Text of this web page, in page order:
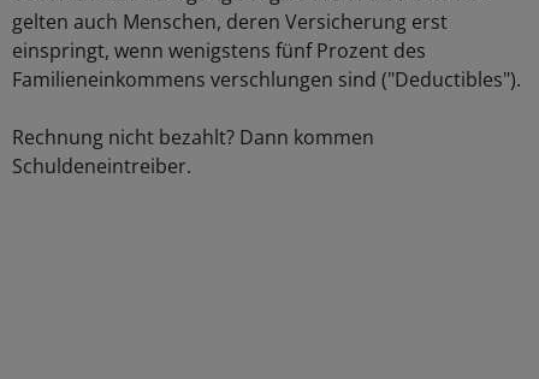
gelten auch Menschen, deren Versicherung erst
einspringt, wenn wenigstens fünf Prozent des
Familieneinkommens verschlungen sind ("Deductibles").
Rechnung nicht bezahlt? Dann kommen
Schuldeneintreiber.